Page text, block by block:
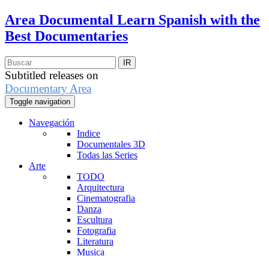
Area Documental Learn Spanish with the
Best Documentaries
Subtitled releases on
Documentary Area
Toggle navigation
Navegación
Indice
Documentales 3D
Todas las Series
Arte
TODO
Arquitectura
Cinematografia
Danza
Escultura
Fotografia
Literatura
Musica